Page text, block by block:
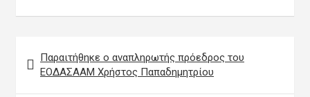
άρθρων
Παραιτήθηκε ο αναπληρωτής πρόεδρος του
ΕΟΔΑΣΑΑΜ Χρήστος Παπαδημητρίου